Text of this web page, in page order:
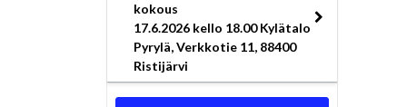
kokous
17.6.2026 kello 18.00 Kylätalo
Pyrylä, Verkkotie 11, 88400
Ristijärvi